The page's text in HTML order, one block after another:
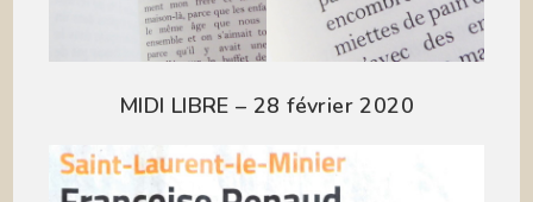
MIDI LIBRE – 28 février 2020